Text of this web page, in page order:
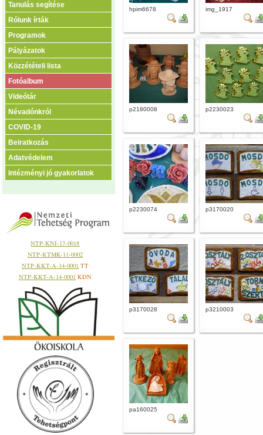
Tanulás segítése
Rólunk írták
Programok
Pályázatok
Közzétételi lista
Fotóalbum
Videótár
Névadónkról
COVID-19
Beiratkozás
Adatvédelem
Intézményi jó gyakorlatok
NTP-KNI-17-0018
NTP-KTMK-11-0002
NTP-KKT-A-14-0001 TT
NTP-KKT-A-14-0001 KDN
hpim6678 img_1917
p2180008 p2230023
p2230074 p3170020
p3170028 p3210003
pa160025